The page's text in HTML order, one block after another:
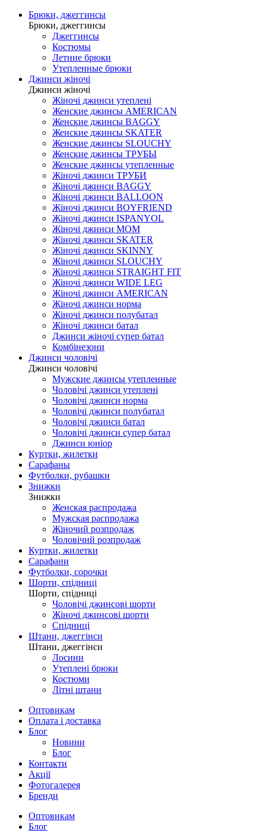
Брюки, джеггинсы
Брюки, джеггинсы
Джеггинсы
Костюмы
Летние брюки
Утепленные брюки
Джинси жіночі
Джинси жіночі
Жіночі джинси утеплені
Женские джинсы AMERICAN
Женские джинсы BAGGY
Женские джинсы SKATER
Женские джинсы SLOUCHY
Женские джинсы ТРУБЫ
Женские джинсы утепленные
Жіночі джинси ТРУБИ
Жіночі джинси BAGGY
Жіночі джинси BALLOON
Жіночі джинси BOYFRIEND
Жіночі джинси ISPANYOL
Жіночі джинси МОМ
Жіночі джинси SKATER
Жіночі джинси SKINNY
Жіночі джинси SLOUCHY
Жіночі джинси STRAIGHT FIT
Жіночі джинси WIDE LEG
Жіночі джинси AMERICAN
Жіночі джинси норма
Жіночі джинси полубатал
Жіночі джинси батал
Джинси жіночі супер батал
Комбінезони
Джинси чоловічі
Джинси чоловічі
Мужские джинсы утепленные
Чоловічі джинси утеплені
Чоловічі джинси норма
Чоловічі джинси полубатал
Чоловічі джинси батал
Чоловічі джинси супер батал
Джинси юніор
Куртки, жилетки
Сарафаны
Футболки, рубашки
Знижки
Знижки
Женская распродажа
Мужская распродажа
Жіночий розпродаж
Чоловічий розпродаж
Куртки, жилетки
Сарафани
Футболки, сорочки
Шорти, спідниці
Шорти, спідниці
Чоловічі джинсові шорти
Жіночі джинсові шорти
Спідниці
Штани, джеггінси
Штани, джеггінси
Лосини
Утеплені брюки
Костюми
Літні штани
Оптовикам
Оплата і доставка
Блог
Новини
Блог
Контакти
Акції
Фотогалерея
Бренди
Оптовикам
Блог